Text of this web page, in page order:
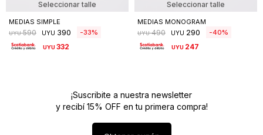
Seleccionar talle
MEDIAS SIMPLE
UYU 590 UYU 390 33
UYU332
Seleccionar talle
MEDIAS MONOGRAM
UYU 490 UYU 290 40
UYU 247
¡Suscribite a nuestra newsletter
y recibí 15% OFF en tu primera compra!